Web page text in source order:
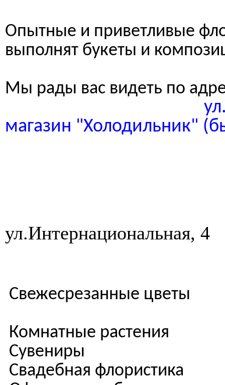
Опытные и приветливые
выполнят букеты и
Мы рады вас видеть по
ул.
магазин "Холодильник"
ул.Интернациональная, 4
Комнатные растения
Сувениры
Свадебная флористика